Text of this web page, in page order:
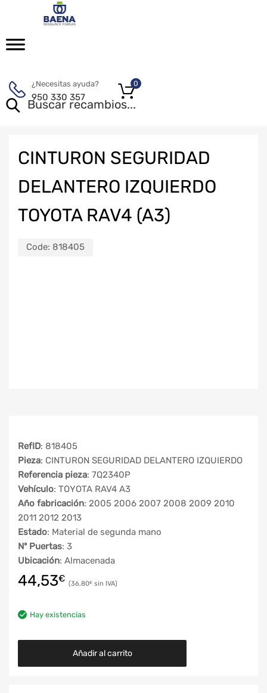
¿Necesitas ayuda?
950 330 357
0
CINTURON SEGURIDAD
DELANTERO IZQUIERDO
TOYOTA RAV4 (A3)
Code: 818405
RefID: 818405
Pieza: CINTURON SEGURIDAD DELANTERO IZQUIERDO
Referencia pieza: 7Q2340P
Vehículo: TOYOTA RAV4 A3
Año fabricación: 2005 2006 2007 2008 2009 2010
2011 2012 2013
Estado: Material de segunda mano
Nº Puertas: 3
Ubicación: Almacenada
44,53€ 36,80€
Hay existencias
Añadir al carrito